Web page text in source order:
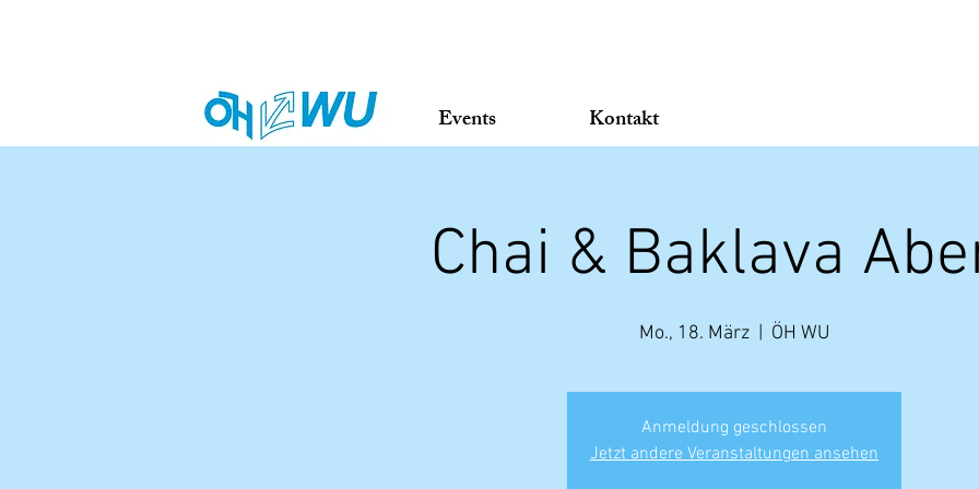
Events Kontakt
Chai & Baklava
Mo., 18. März ÖH WU
Anmeldung geschlossen
Jetzt andere Veranstaltungen ansehen